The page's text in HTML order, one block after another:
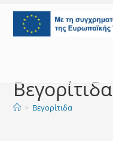
Βεγορίτιδα
> Βεγορίτιδα